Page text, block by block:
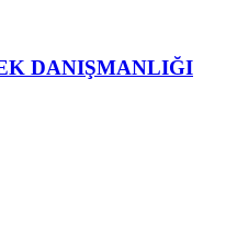
DANIŞMANLIĞI